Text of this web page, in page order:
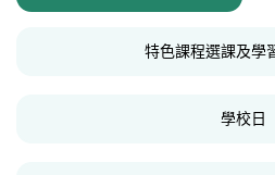
特色課程選課及學
學校日